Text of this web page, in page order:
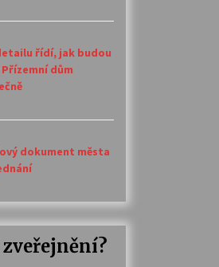
řídí, jak budou
dům
dokument města